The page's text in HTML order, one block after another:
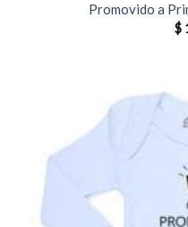
Promovido a
$